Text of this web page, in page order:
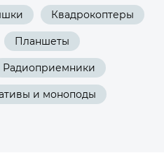
Квадрокоптеры
Планшеты
Радиоприемники
и моноподы